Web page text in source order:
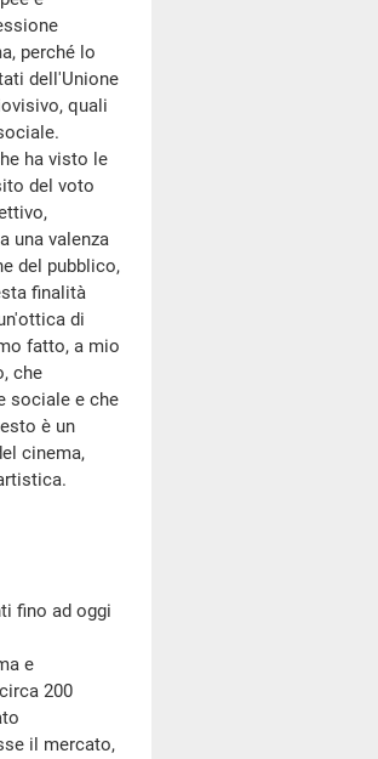
perché lo
dell'Unione
quali
ha visto le
del voto
una valenza
del pubblico,
finalità
di
fatto, a mio
che
sociale e che
è un
cinema,
fino ad oggi
e
200
il mercato,